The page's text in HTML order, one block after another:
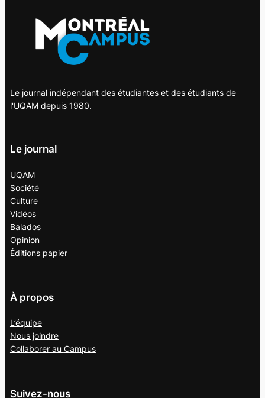
Le journal indépendant des étudiantes et des étudiants de
l'UQAM depuis 1980.
Le journal
UQAM
Société
Culture
Vidéos
Balados
Opinion
Éditions papier
À propos
L’équipe
Nous joindre
Collaborer au Campus
Suivez-nous